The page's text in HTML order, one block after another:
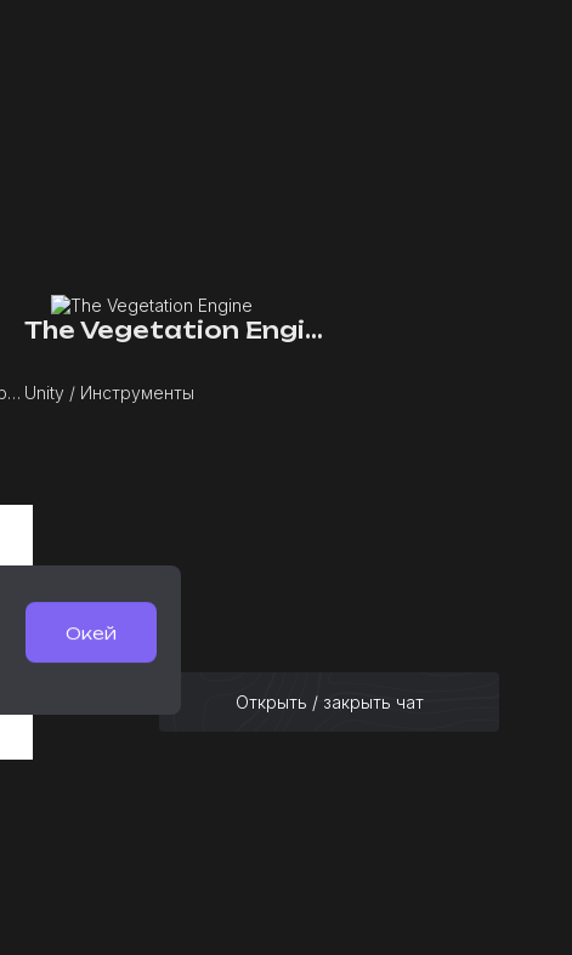
Unity / Инструменты / Готовые проекты
The Vegetation Engine
Unity / Инструменты
Открыть / закрыть чат
Окей